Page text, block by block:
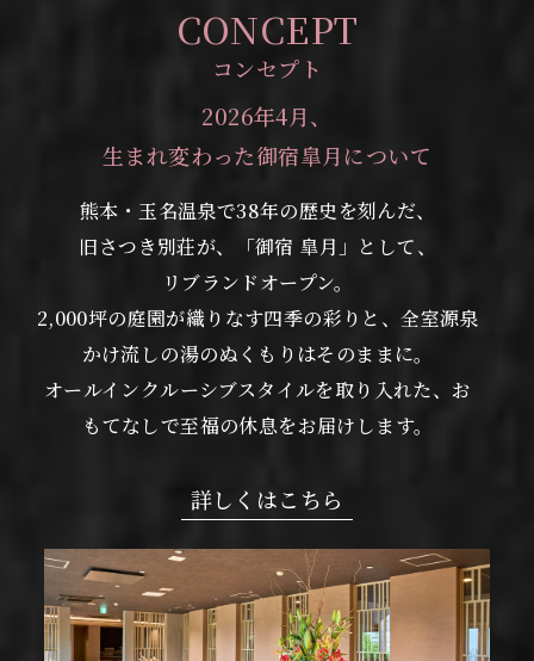
CONCEPT
コンセプト
2026年4月、
生まれ変わった御宿皐月について
熊本・玉名温泉で38年の歴史を刻んだ、
旧さつき別荘が、「御宿 皐月」として、
リブランドオープン。
2,000坪の庭園が織りなす四季の彩りと、全室源泉
かけ流しの湯のぬくもりはそのままに。
オールインクルーシブスタイルを取り入れた、お
もてなしで至福の休息をお届けします。
詳しくはこちら